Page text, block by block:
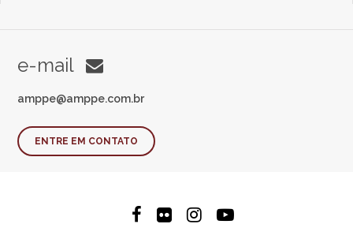
e-mail
amppe@amppe.com.br
ENTRE EM CONTATO